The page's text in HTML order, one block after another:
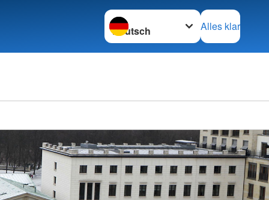
Sprache wechseln zu
Alles klar